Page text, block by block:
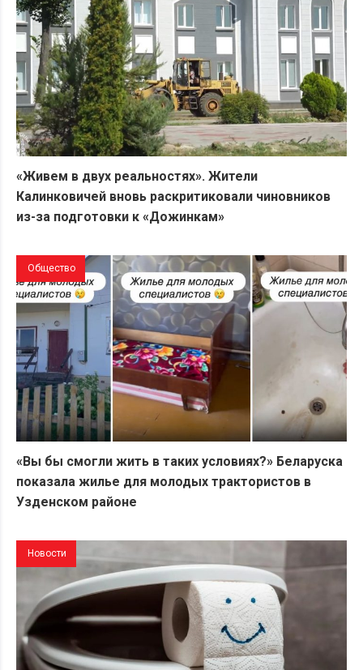
«Живем в двух реальностях». Жители
Калинковичей вновь раскритиковали чиновников
из-за подготовки к «Дожинкам»
Общество
«Вы бы смогли жить в таких условиях?» Беларуска
показала жилье для молодых трактористов в
Узденском районе
Новости